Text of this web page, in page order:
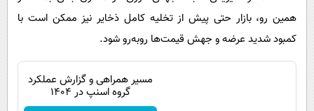
همین رو، بازار حتی پیش از تخلیه کامل ذخایر نیز ممکن است با
کمبود شدید عرضه و جهش قیمت‌ها روبه‌رو شود.
مسیر همراهی و گزارش عملکرد
گروه اسنپ در ۱۴۰۴